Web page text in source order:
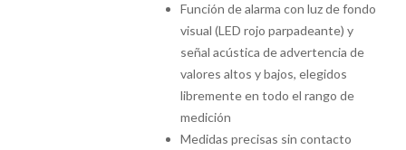
Función de alarma con luz de fondo
visual (LED rojo parpadeante) y
señal acústica de advertencia de
valores altos y bajos, elegidos
libremente en todo el rango de
medición
Medidas precisas sin contacto